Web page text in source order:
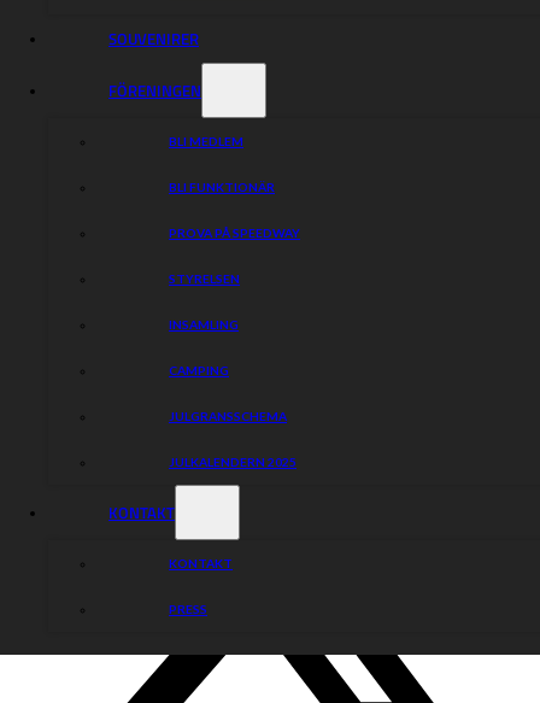
SOUVENIRER
FÖRENINGEN
BLI MEDLEM
BLI FUNKTIONÄR
PROVA PÅ SPEEDWAY
STYRELSEN
INSAMLING
CAMPING
JULGRANSSCHEMA
JULKALENDERN 2025
KONTAKT
KONTAKT
PRESS